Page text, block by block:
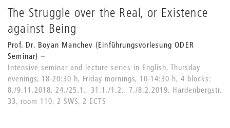
The Struggle over the Real, or Existence
against Being
Prof. Dr. Boyan Manchev (Einführungsvorlesung ODER
Seminar)
Intensive seminar and lecture series in English, Thursday
evenings, 18-20:30 h, Friday mornings, 10-14:30 h, 4 blocks:
8./9.11.2018, 24./25.1., 31.1./1.2., 7./8.2.2019, Hardenbergstr.
33, room 110, 2 SWS, 2 ECTS